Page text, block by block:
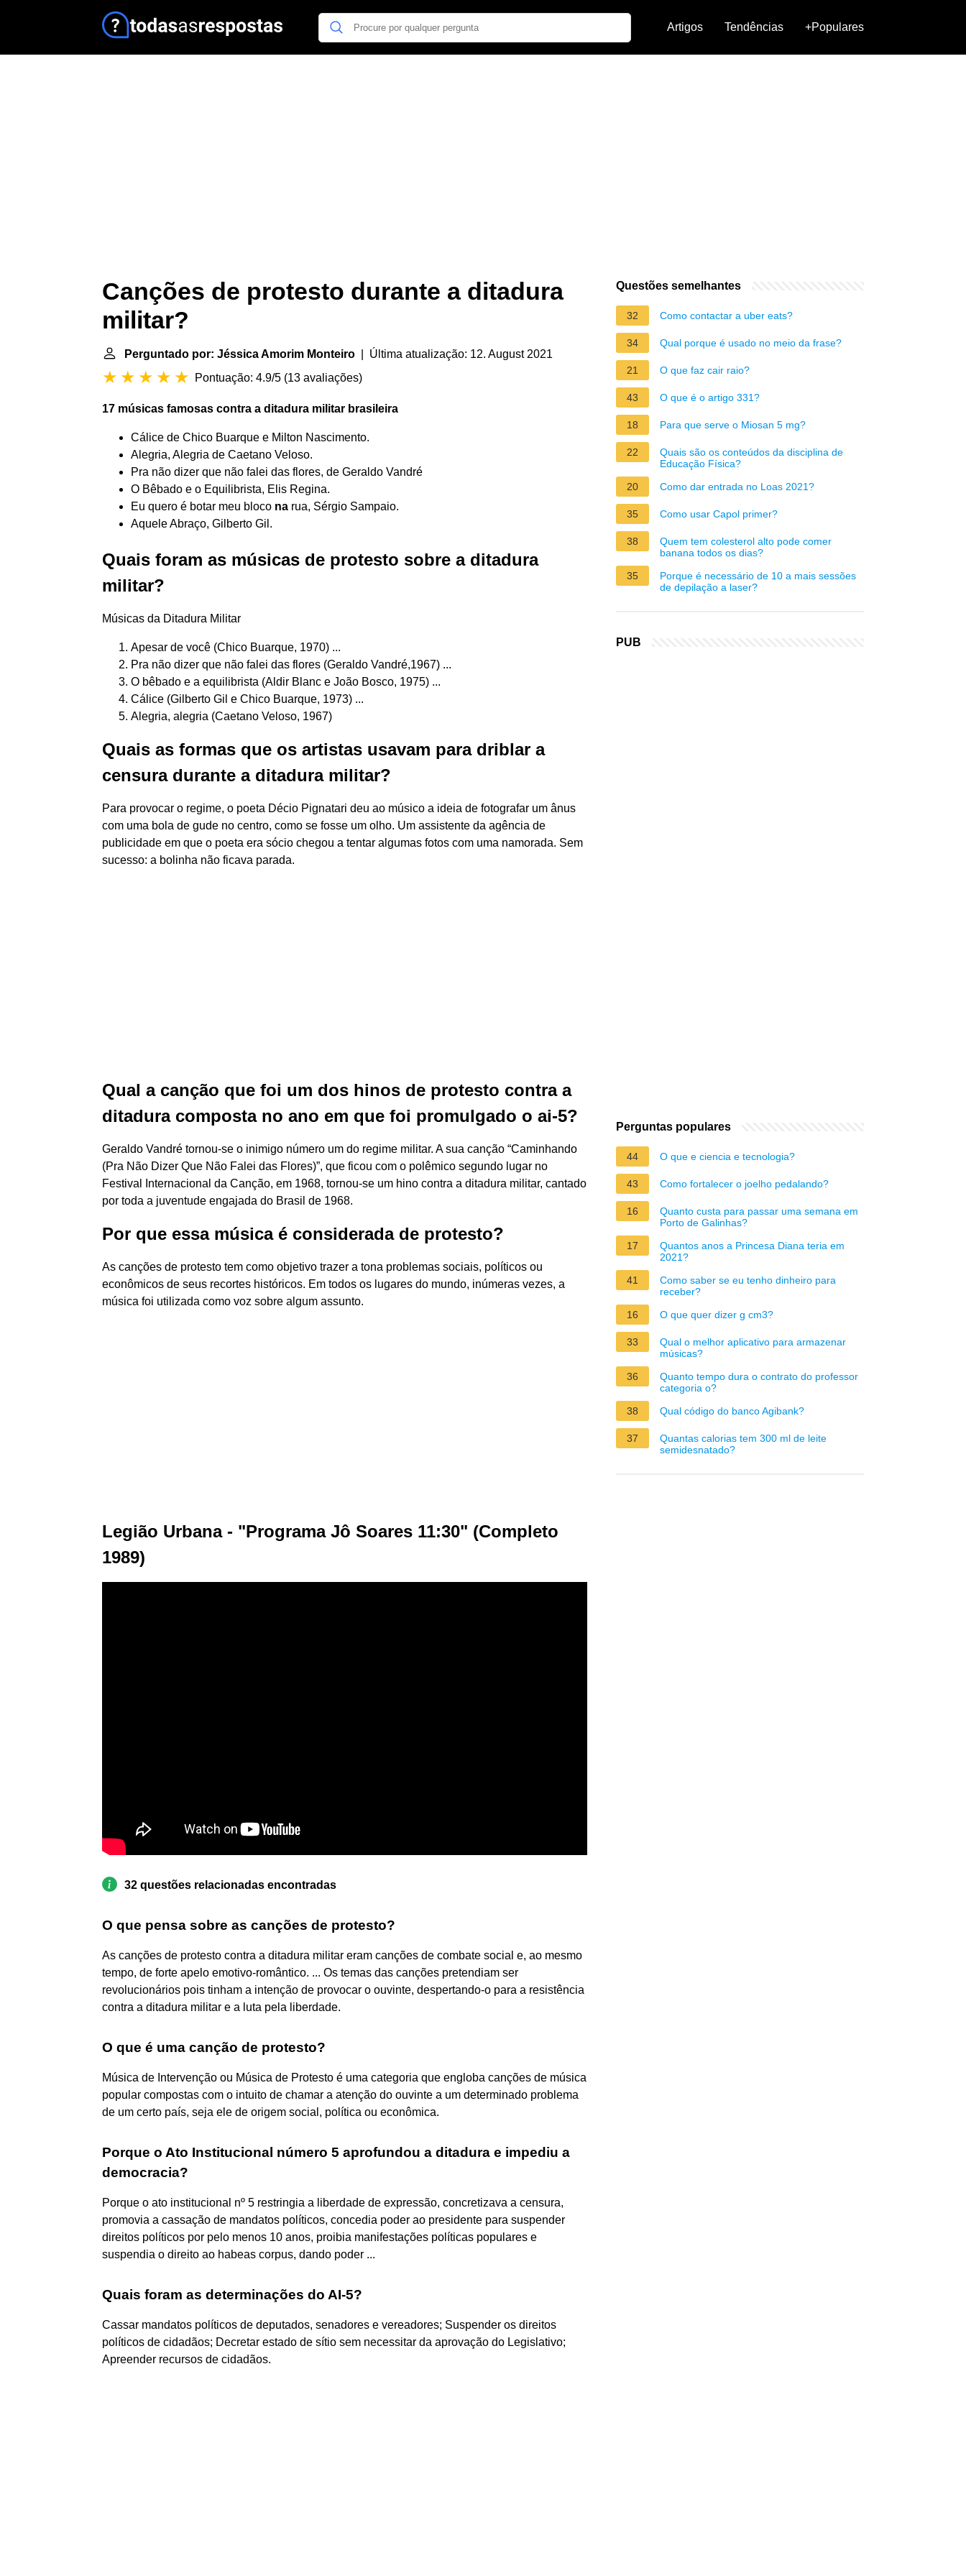
Artigos Tendências +Populares
Canções de protesto durante a ditadura
militar?
Perguntado por: Jéssica Amorim Monteiro | Última atualização: 12. August 2021
Pontuação: 4.9/5 (13 avaliações)
17 músicas famosas contra a ditadura militar brasileira
Cálice de Chico Buarque e Milton Nascimento.
Alegria, Alegria de Caetano Veloso.
Pra não dizer que não falei das flores, de Geraldo Vandré
O Bêbado e o Equilibrista, Elis Regina.
Eu quero é botar meu bloco na rua, Sérgio Sampaio.
Aquele Abraço, Gilberto Gil.
Quais foram as músicas de protesto sobre a ditadura
militar?
Músicas da Ditadura Militar
Apesar de você (Chico Buarque, 1970) ...
Pra não dizer que não falei das flores (Geraldo Vandré,1967) ...
O bêbado e a equilibrista (Aldir Blanc e João Bosco, 1975) ...
Cálice (Gilberto Gil e Chico Buarque, 1973) ...
Alegria, alegria (Caetano Veloso, 1967)
Quais as formas que os artistas usavam para driblar a
censura durante a ditadura militar?
Para provocar o regime, o poeta Décio Pignatari deu ao músico a ideia de fotografar um ânus
com uma bola de gude no centro, como se fosse um olho. Um assistente da agência de
publicidade em que o poeta era sócio chegou a tentar algumas fotos com uma namorada. Sem
sucesso: a bolinha não ficava parada.
Qual a canção que foi um dos hinos de protesto contra a
ditadura composta no ano em que foi promulgado o ai-5?
Geraldo Vandré tornou-se o inimigo número um do regime militar. A sua canção “Caminhando
(Pra Não Dizer Que Não Falei das Flores)”, que ficou com o polêmico segundo lugar no
Festival Internacional da Canção, em 1968, tornou-se um hino contra a ditadura militar, cantado
por toda a juventude engajada do Brasil de 1968.
Por que essa música é considerada de protesto?
As canções de protesto tem como objetivo trazer a tona problemas sociais, políticos ou
econômicos de seus recortes históricos. Em todos os lugares do mundo, inúmeras vezes, a
música foi utilizada como voz sobre algum assunto.
Legião Urbana - "Programa Jô Soares 11:30" (Completo
1989)
32 questões relacionadas encontradas
O que pensa sobre as canções de protesto?
As canções de protesto contra a ditadura militar eram canções de combate social e, ao mesmo
tempo, de forte apelo emotivo-romântico. ... Os temas das canções pretendiam ser
revolucionários pois tinham a intenção de provocar o ouvinte, despertando-o para a resistência
contra a ditadura militar e a luta pela liberdade.
O que é uma canção de protesto?
Música de Intervenção ou Música de Protesto é uma categoria que engloba canções de música
popular compostas com o intuito de chamar a atenção do ouvinte a um determinado problema
de um certo país, seja ele de origem social, política ou econômica.
Porque o Ato Institucional número 5 aprofundou a ditadura e impediu a
democracia?
Porque o ato institucional nº 5 restringia a liberdade de expressão, concretizava a censura,
promovia a cassação de mandatos políticos, concedia poder ao presidente para suspender
direitos políticos por pelo menos 10 anos, proibia manifestações políticas populares e
suspendia o direito ao habeas corpus, dando poder ...
Quais foram as determinações do AI-5?
Cassar mandatos políticos de deputados, senadores e vereadores; Suspender os direitos
políticos de cidadãos; Decretar estado de sítio sem necessitar da aprovação do Legislativo;
Apreender recursos de cidadãos.
Questões semelhantes
32 Como contactar a uber eats?
34 Qual porque é usado no meio da frase?
21 O que faz cair raio?
43 O que é o artigo 331?
18 Para que serve o Miosan 5 mg?
22
Quais são os conteúdos da disciplina de
Educação Física?
20
Como dar entrada no Loas 2021?
35 Como usar Capol primer?
38
Quem tem colesterol alto pode comer
banana todos os dias?
35
Porque é necessário de 10 a mais sessões
de depilação a laser?
PUB
Perguntas populares
44 O que e ciencia e tecnologia?
43 Como fortalecer o joelho pedalando?
16
Quanto custa para passar uma semana em
Porto de Galinhas?
17
Quantos anos a Princesa Diana teria em
2021?
41
Como saber se eu tenho dinheiro para
receber?
16
O que quer dizer g cm3?
33
Qual o melhor aplicativo para armazenar
músicas?
36
Quanto tempo dura o contrato do professor
categoria o?
38
Qual código do banco Agibank?
37
Quantas calorias tem 300 ml de leite
semidesnatado?